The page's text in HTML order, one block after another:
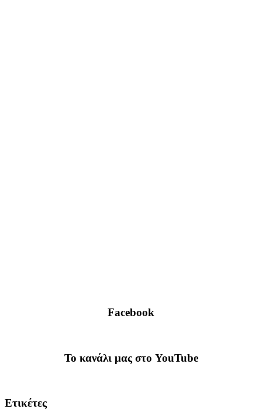
Facebook
To κανάλι μας στο YouTube
Ετικέτες